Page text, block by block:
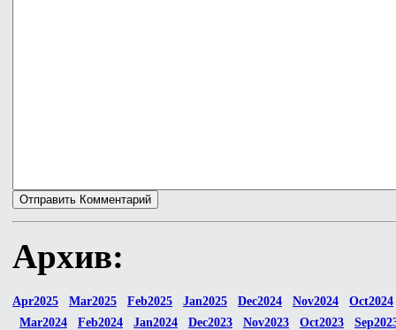
Архив:
Apr2025 Mar2025 Feb2025 Jan2025 Dec2024 Nov2024
Oct2024
Mar2024
Feb2024 Jan2024 Dec2023 Nov2023 Oct2023